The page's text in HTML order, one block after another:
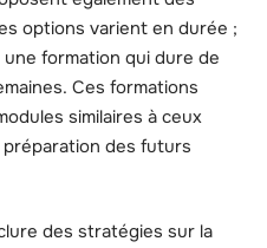
options varient en durée ;
formation qui dure de
Ces formations
similaires à ceux
préparation des futurs
des stratégies sur la